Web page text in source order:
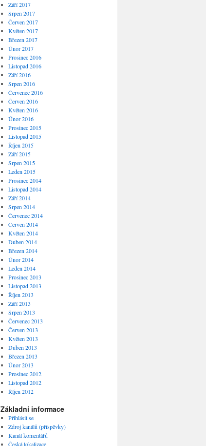
Září 2017
Srpen 2017
Červen 2017
Květen 2017
Březen 2017
Únor 2017
Prosinec 2016
Listopad 2016
Září 2016
Srpen 2016
Červenec 2016
Červen 2016
Květen 2016
Únor 2016
Prosinec 2015
Listopad 2015
Říjen 2015
Září 2015
Srpen 2015
Leden 2015
Prosinec 2014
Listopad 2014
Září 2014
Srpen 2014
Červenec 2014
Červen 2014
Květen 2014
Duben 2014
Březen 2014
Únor 2014
Leden 2014
Prosinec 2013
Listopad 2013
Říjen 2013
Září 2013
Srpen 2013
Červenec 2013
Červen 2013
Květen 2013
Duben 2013
Březen 2013
Únor 2013
Prosinec 2012
Listopad 2012
Říjen 2012
Základní informace
Přihlásit se
Zdroj kanálů (příspěvky)
Kanál komentářů
Česká lokalizace